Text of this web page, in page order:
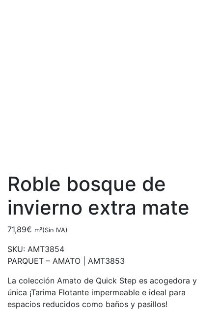
Roble bosque de
invierno extra mate
71,89€ m²(Sin IVA)
SKU: AMT3854
PARQUET – AMATO | AMT3853
La colección Amato de Quick Step es acogedora y
única ¡Tarima Flotante impermeable e ideal para
espacios reducidos como baños y pasillos!